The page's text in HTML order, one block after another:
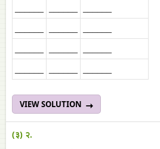
VIEW SOLUTION
(३) २.